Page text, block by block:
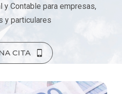
y Contable para empresas,
y particulares
CITA